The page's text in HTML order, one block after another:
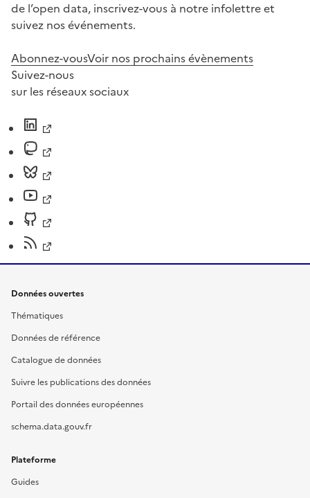
de l’open data, inscrivez-vous à notre infolettre et
suivez nos événements.
Abonnez-vousVoir nos prochains évènements
Suivez-nous
sur les réseaux sociaux
Données ouvertes
Thématiques
Données de référence
Catalogue de données
Suivre les publications des données
Portail des données européennes
schema.data.gouv.fr
Plateforme
Guides